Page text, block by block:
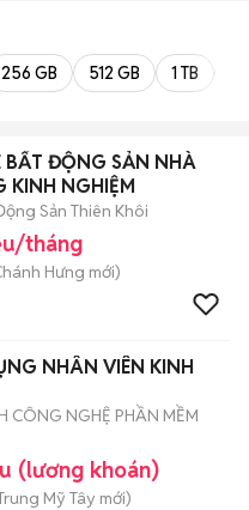
256 GB 512 GB 1 TB
BẤT ĐỘNG SẢN NHÀ
KINH NGHIỆM
Sản Thiên Khôi
tháng
Hưng mới)
NHÂN VIÊN KINH
CÔNG NGHỆ PHẦN MỀM
(lương khoán)
Mỹ Tây mới)